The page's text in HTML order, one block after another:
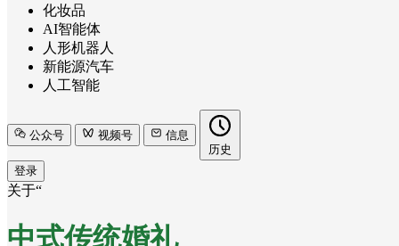
化妆品
AI智能体
人形机器人
新能源汽车
人工智能
公众号 视频号
信息
历史
登录
关于“
中式传统婚礼